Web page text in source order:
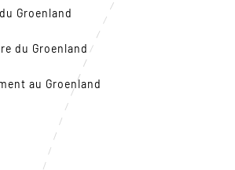
Groenland
du Groenland
au Groenland